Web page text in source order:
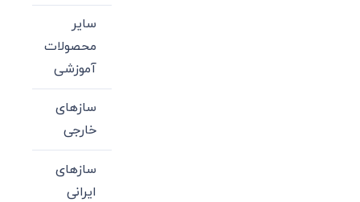
سایر
محصولات
آموزشی
سازهای
خارجی
سازهای
ایرانی